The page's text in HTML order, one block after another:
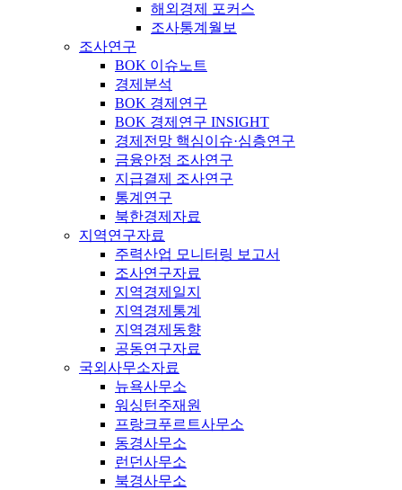
해외경제 포커스
조사통계월보
조사연구
BOK 이슈노트
경제분석
BOK 경제연구
BOK 경제연구 INSIGHT
경제전망 핵심이슈·심층연구
금융안정 조사연구
지급결제 조사연구
통계연구
북한경제자료
지역연구자료
주력산업 모니터링 보고서
조사연구자료
지역경제일지
지역경제통계
지역경제동향
공동연구자료
국외사무소자료
뉴욕사무소
워싱턴주재원
프랑크푸르트사무소
동경사무소
런던사무소
북경사무소